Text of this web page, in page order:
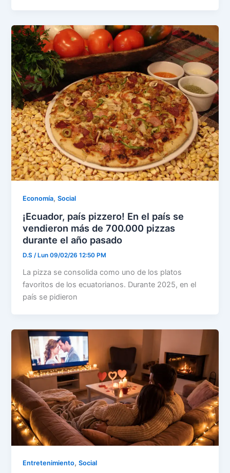
Economía,Social
¡Ecuador, país pizzero! En el país se
vendieron más de 700.000 pizzas
durante el año pasado
D.S/ Lun 09/02/26 12:50 PM
La pizza se consolida como uno de los platos
favoritos de los ecuatorianos. Durante 2025, en el
país se pidieron
Entretenimiento,Social